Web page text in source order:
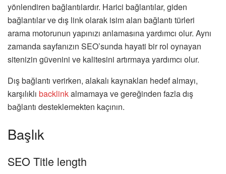
yönlendiren bağlantılardır. Harici bağlantılar, giden
bağlantılar ve dış link olarak isim alan bağlantı türleri
arama motorunun yapınızı anlamasına yardımcı olur. Aynı
zamanda sayfanızın SEO’sunda hayati bir rol oynayan
sitenizin güvenini ve kalitesini artırmaya yardımcı olur.
Dış bağlantı verirken, alakalı kaynakları hedef almayı,
karşılıklı backlinkalmamaya ve gereğinden fazla dış
bağlantı desteklemekten kaçının.
Başlık
SEO Title length